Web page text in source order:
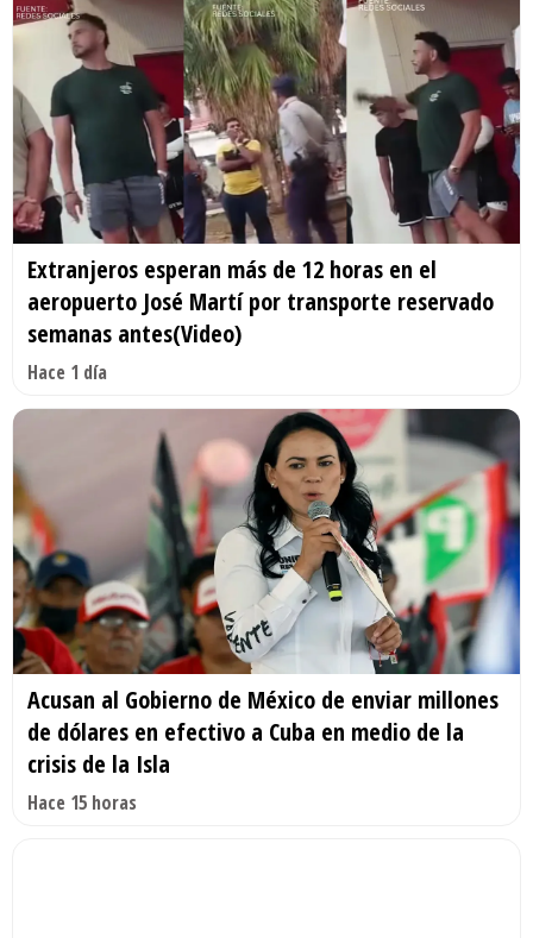
Extranjeros esperan más de 12 horas en el
aeropuerto José Martí por transporte reservado
semanas antes(Video)
Hace 1 día
Acusan al Gobierno de México de enviar millones
de dólares en efectivo a Cuba en medio de la
crisis de la Isla
Hace 15 horas